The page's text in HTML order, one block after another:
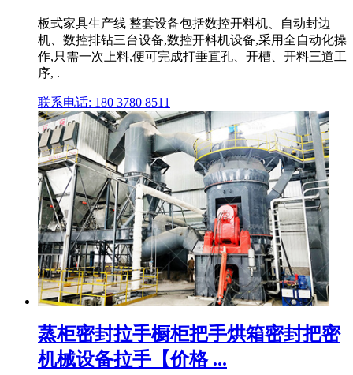
板式家具生产线 整套设备包括数控开料机、自动封边
机、数控排钻三台设备,数控开料机设备,采用全自动化操
作,只需一次上料,便可完成打垂直孔、开槽、开料三道工
序, .
联系电话: 180 3780 8511
蒸柜密封拉手橱柜把手烘箱密封把密
机械设备拉手【价格 ...